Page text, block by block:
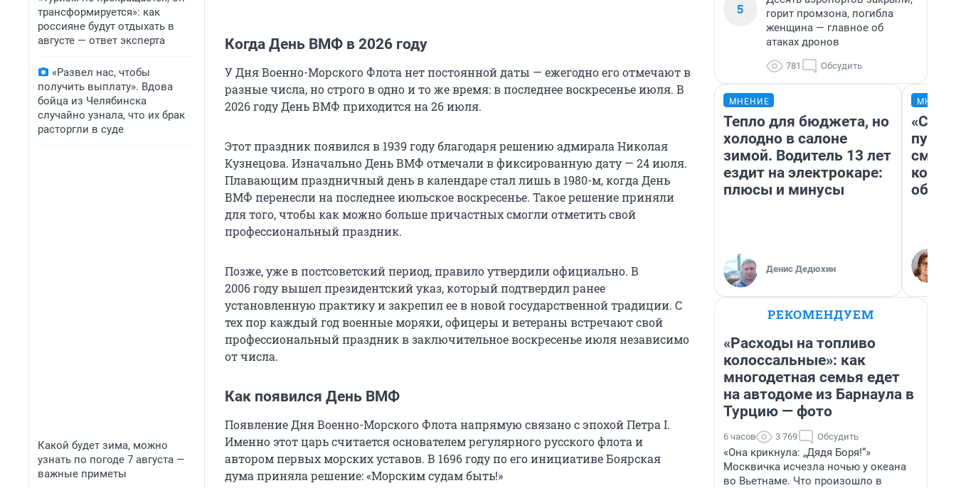
трансформируется»: как
россияне будут отдыхать в
августе — ответ эксперта
«Развел нас, чтобы
получить выплату». Вдова
бойца из Челябинска
случайно узнала, что их брак
расторгли в суде
Какой будет зима, можно
узнать по погоде 7 августа —
важные приметы
Когда День ВМФ в 2026 году
У Дня Военно-Морского Флота нет постоянной даты — ежегодно его отмечают в
разные числа, но строго в одно и то же время: в последнее воскресенье июля. В
2026 году День ВМФ приходится на 26 июля.
Этот праздник появился в 1939 году благодаря решению адмирала Николая
Кузнецова. Изначально День ВМФ отмечали в фиксированную дату — 24 июля.
Плавающим праздничный день в календаре стал лишь в 1980-м, когда День
ВМФ перенесли на последнее июльское воскресенье. Такое решение приняли
для того, чтобы как можно больше причастных смогли отметить свой
профессиональный праздник.
Позже, уже в постсоветский период, правило утвердили официально. В
2006 годувышел президентский указ, который подтвердил ранее
установленную практику и закрепил ее в новой государственной традиции. С
тех пор каждый год военные моряки, офицеры и ветераны встречают свой
профессиональный праздник в заключительное воскресенье июля независимо
от числа.
Как появился День ВМФ
Появление Дня Военно-Морского Флота напрямую связано с эпохой Петра I.
Именно этот царь считается основателем регулярного русского флота и
автором первых морских уставов. В 1696 году по его инициативе Боярская
дума приняла решение: «Морским судам быть!»
5
горит промзона, погибла
женщина — главное об
атаках дронов
781 Обсудить
МНЕНИЕ
Тепло для бюджета, но
холодно в салоне
зимой. Водитель 13 лет
ездит на электрокаре:
плюсы и минусы
Денис Дедюхин
РЕКОМЕНДУЕМ
«Расходы на топливо
колоссальные»: как
многодетная семья едет
на автодоме из Барнаула в
Турцию — фото
6 часов 3 769 Обсудить
«Она крикнула: „Дядя Боря!“»
Москвичка исчезла ночью у океана
во Вьетнаме. Что произошло в